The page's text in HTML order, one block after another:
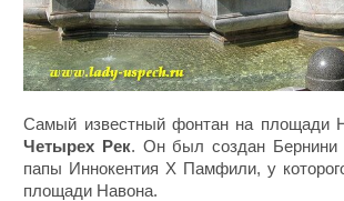
Самый известный фонтан на площади
Четырех Рек. Он был создан Бернини
папы Иннокентия X Памфили, у
площади Навона.